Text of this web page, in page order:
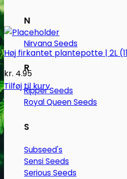
N
Nirvana Seeds
R
Ripper Seeds
Royal Queen Seeds
S
Subseed's
Sensi Seeds
Serious Seeds
Høj firkantet plantepotte | 2L
kr. 4.95
Tilføj til kurv